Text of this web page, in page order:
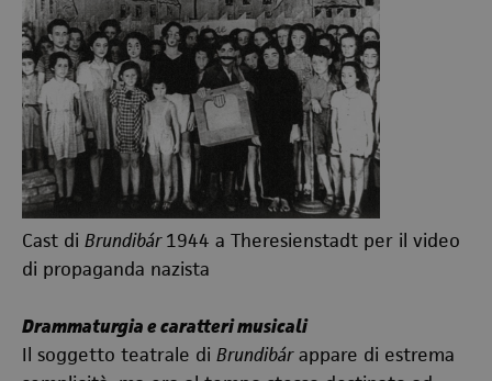
Cast di Brundibár1944 a Theresienstadt per il video
di propaganda nazista
Drammaturgia e caratteri musicali
Il soggetto teatrale di Brundibárappare di estrema